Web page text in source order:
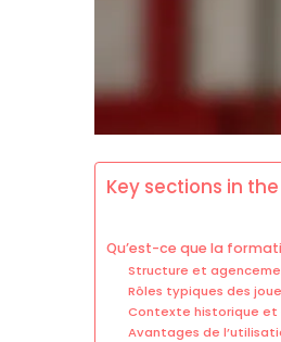
Key sections in
Qu’est-ce que la
Structure et
Rôles typiques des
Contexte historique
Avantages de